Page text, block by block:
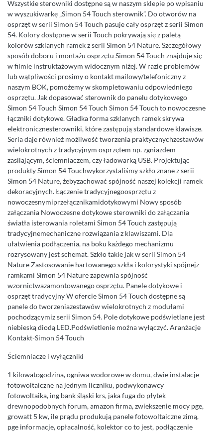
Wszystkie sterowniki dostępne są w naszym sklepie po wpisaniu
w wyszukiwarkę „Simon 54 Touch sterownik”. Do otworów na
osprzęt w serii Simon 54 Touch pasuje cały osprzęt z serii Simon
54. Kolory dostępne w serii Touch pokrywają się z paletą
kolorów szklanych ramek z serii Simon 54 Nature. Szczegółowy
sposób doboru i montażu osprzętu Simon 54 Touch znajduje się
w filmie instruktażowym widocznym niżej. W razie problemów
lub wątpliwości prosimy o kontakt mailowy/telefoniczny z
naszym BOK, pomożemy w skompletowaniu odpowiedniego
osprzętu. Jak dopasować sterownik do panelu dotykowego
Simon 54 Touch Simon 54 Touch Simon 54 Touch to nowoczesne
łączniki dotykowe. Gładka forma szklanych ramek skrywa
elektronicznesterowniki, które zastępują standardowe klawisze.
Seria daje również możliwość tworzenia praktycznychzestawów
wielokrotnych z tradycyjnym osprzętem np. zgniazdem
zasilającym, ściemniaczem, czy ładowarką USB. Projektując
produkty Simon 54 Touchwykorzystaliśmy szkło znane z serii
Simon 54 Nature, żebyzachować spójność naszej kolekcji ramek
dekoracyjnych. Łączenie tradycyjnegoosprzętu z
nowoczesnymiprzełącznikamidotykowymi Nowy sposób
załączania Nowoczesne dotykowe sterowniki do załączania
światła isterowania roletami Simon 54 Touch zastępują
tradycyjnemechaniczne rozwiązania z klawiszami. Dla
ułatwienia podłączenia, na boku każdego mechanizmu
rozrysowany jest schemat. Szkło takie jak w serii Simon 54
Nature Zastosowanie hartowanego szkła i kolorystyki spójnejz
ramkami Simon 54 Nature zapewnia spójność
wzornictwazamontowanego osprzętu. Panele dotykowe i
osprzęt tradycyjny W ofercie Simon 54 Touch dostępne są
panele do tworzeniazestawów wielokrotnych z modułami
pochodzącymiz serii Simon 54. Pole dotykowe podświetlane jest
niebieską diodą LED.Podświetlenie można wyłączyć. Aranżacje
Kontakt-Simon 54 Touch
Ściemniacze i wyłączniki
1 kilowatogodzina, ogniwa wodorowe w domu, dwie instalacje
fotowoltaiczne na jednym liczniku, podwykonawcy
fotowoltaika, ing bank śląski krs, jaka fuga do płytek
drewnopodobnych forum, amazon firma, zwiekszenie mocy pge,
growatt 5 kw, ile prądu produkują panele fotowoltaiczne zimą,
pge informacje, opłacalność, kolektor co to jest, podłączenie